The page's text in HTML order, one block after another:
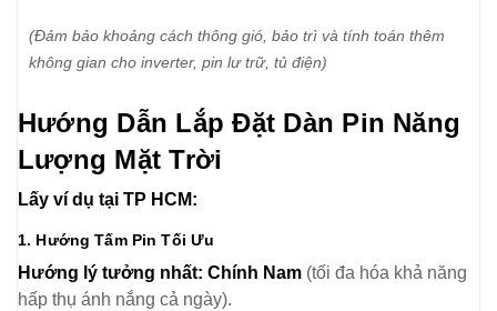
(Đảm bảo khoảng cách thông gió, bảo trì và tính toán thêm
không gian cho inverter, pin lư trữ, tủ điện)
Hướng Dẫn Lắp Đặt Dàn Pin Năng
Lượng Mặt Trời
Lấy ví dụ tại TP HCM:
1. Hướng Tấm Pin Tối Ưu
Hướng lý tưởng nhất: Chính Nam (tối đa hóa khả năng
hấp thụ ánh nắng cả ngày).